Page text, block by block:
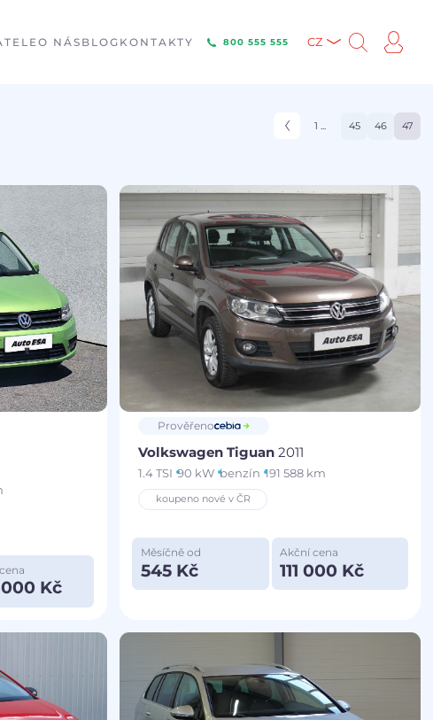
O NÁS BLOG KONTAKTY 800 555 555 CZ
1 ... 45 46 47
Kč
Prověřeno
Volkswagen Tiguan 2011
1.4 TSI 90 kW benzín 191 588 km
koupeno nové v ČR
Měsíčně od
545 Kč
Akční cena
111 000 Kč